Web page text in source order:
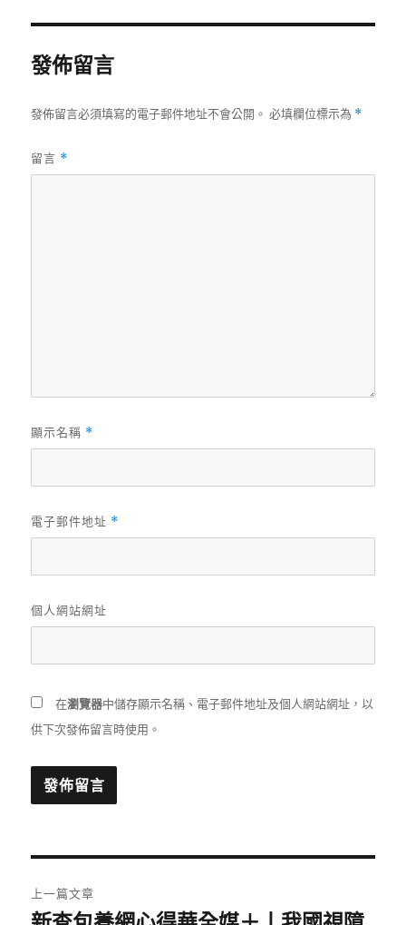
發佈留言
發佈留言必須填寫的電子郵件地址不會公開。 必填欄位標示為 *
留言 *
顯示名稱 *
電子郵件地址 *
個人網站網址
在瀏覽器中儲存顯示名稱、電子郵件地址及個人網站網址，以
供下次發佈留言時使用。
章
上一篇文章
上